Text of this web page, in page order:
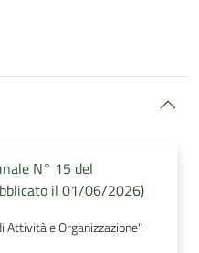
N° 15 del
il 01/06/2026)
Attività e Organizzazione"